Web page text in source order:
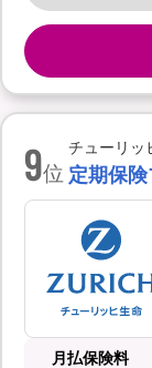
9位
チューリッ
定期保
月払保険料